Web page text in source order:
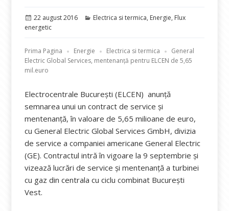
Publicat
pe
22 august 2016 Categorii
Electrica si termica, Energie, Flux
energetic
Prima Pagina Energie Electrica si termica
General
Electric Global Services, mentenanță pentru ELCEN de 5,65
mil.euro
Electrocentrale Bucureşti (ELCEN) anunță
semnarea unui un contract de service şi
mentenanţă, în valoare de 5,65 milioane de euro,
cu General Electric Global Services GmbH, divizia
de service a companiei americane General Electric
(GE). Contractul intră în vigoare la 9 septembrie şi
vizează lucrări de service şi mentenanţă a turbinei
cu gaz din centrala cu ciclu combinat Bucureşti
Vest.